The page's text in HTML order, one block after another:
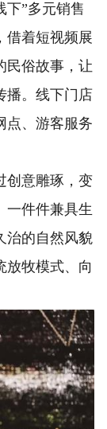
”多元销售
借着短视频展
民俗故事，让
播。线下门店
点、游客服务
意雕琢，变
一件件兼具生
治的自然风貌
放牧模式、向